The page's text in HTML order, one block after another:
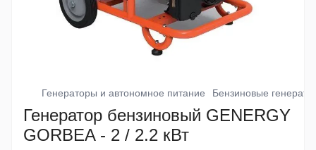
Генераторы и автономное питание Бензиновые
Генератор бензиновый GENERGY
GORBEA - 2 / 2.2 кВт